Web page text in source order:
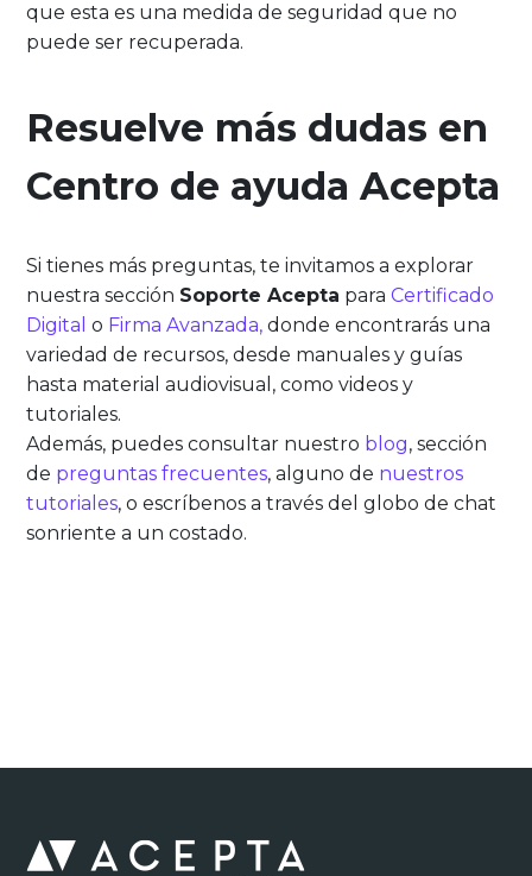
que esta es una medida de seguridad que no
puede ser recuperada.
Resuelve más dudas en
Centro de ayuda Acepta
Si tienes más preguntas, te invitamos a explorar
nuestra sección Soporte Acepta paraCertificado
Digital o Firma Avanzada, donde encontrarás una
variedad de recursos, desde manuales y guías
hasta material audiovisual, como videos y
tutoriales.
Además, puedes consultar nuestro blog, sección
de preguntas frecuentes, alguno de nuestros
tutoriales, o escríbenos a través del globo de chat
sonriente a un costado.